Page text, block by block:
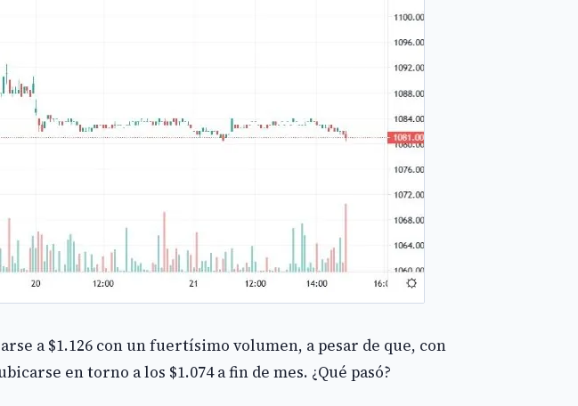
a $1.126 con un fuertísimo volumen, a pesar de que, con
en torno a los $1.074 a fin de mes. ¿Qué pasó?